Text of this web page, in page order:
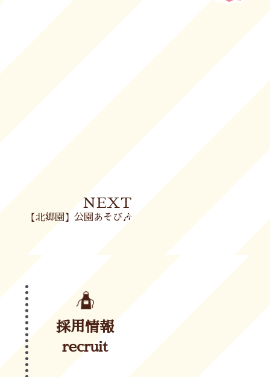
NEXT
【北郷園】公園あそび🎶
採用情報
recruit